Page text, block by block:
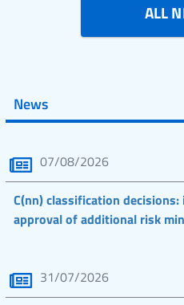
ALL
News
07/08/2026
C(nn) classification
approval of additional risk
31/07/2026